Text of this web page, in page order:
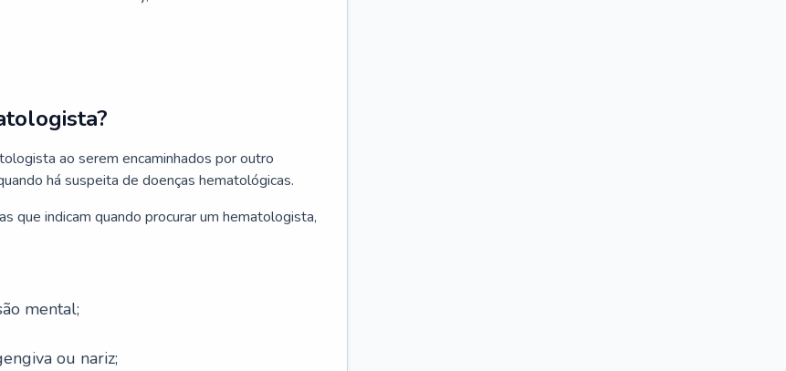
ao serem encaminhados por outro
há suspeita de doenças hematológicas.
que indicam quando procurar um hematologista,
mental;
ou nariz;